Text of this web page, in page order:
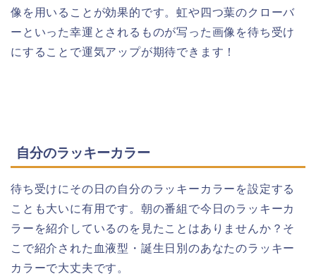
像を用いることが効果的です。虹や四つ葉のクローバ
ーといった幸運とされるものが写った画像を待ち受け
にすることで運気アップが期待できます！
自分のラッキーカラー
待ち受けにその日の自分のラッキーカラーを設定する
ことも大いに有用です。朝の番組で今日のラッキーカ
ラーを紹介しているのを見たことはありませんか？そ
こで紹介された血液型・誕生日別のあなたのラッキー
カラーで大丈夫です。